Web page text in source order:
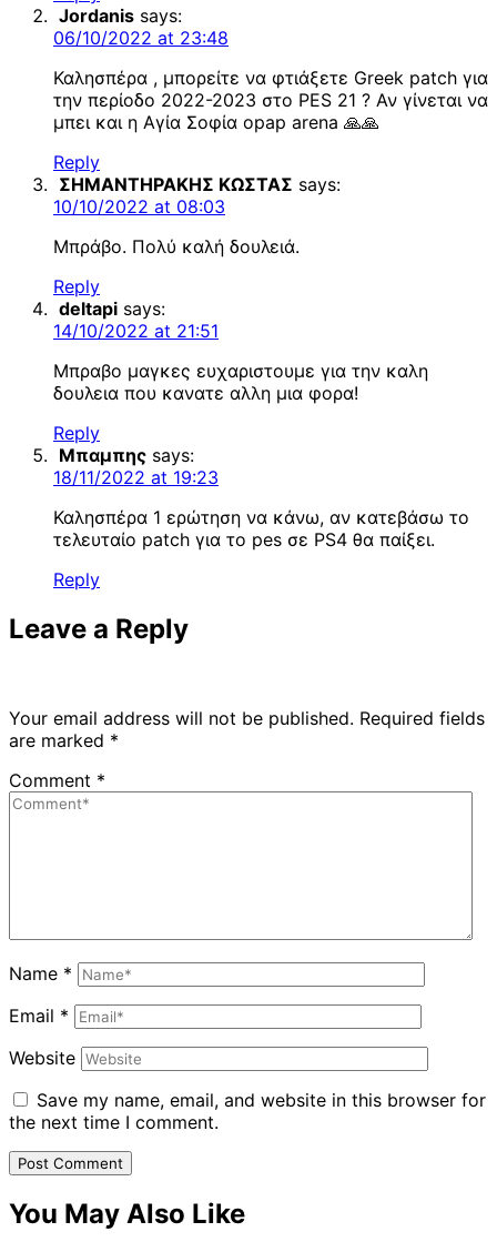
Jordanis says:
06/10/2022 at 23:48
Καλησπέρα , μπορείτε να φτιάξετε Greek patch για
την περίοδο 2022-2023 στο PES 21 ? Αν γίνεται να
μπει και η Αγία Σοφία opap arena 🙏🙏
Reply
ΣΗΜΑΝΤΗΡΑΚΗΣ ΚΩΣΤΑΣ says:
10/10/2022 at 08:03
Μπράβο. Πολύ καλή δουλειά.
Reply
deltapi says:
14/10/2022 at 21:51
Μπραβο μαγκες ευχαριστουμε για την καλη
δουλεια που κανατε αλλη μια φορα!
Reply
Μπαμπης says:
18/11/2022 at 19:23
Καλησπέρα 1 ερώτηση να κάνω, αν κατεβάσω το
τελευταίο patch για το pes σε PS4 θα παίξει.
Reply
Leave a Reply
Your email address will not be published. Required fields
are marked *
Comment *
Name *
Email *
Website
Save my name, email, and website in this browser for
the next time I comment.
You May Also Like